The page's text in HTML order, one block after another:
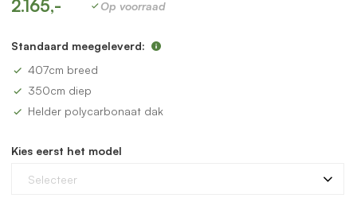
2.165,- Op voorraad
Standaard meegeleverd:
407cm breed
350cm diep
Helder polycarbonaat dak
Kies eerst het model
Selecteer